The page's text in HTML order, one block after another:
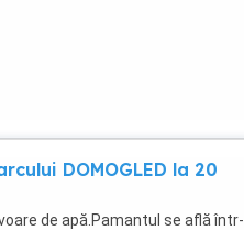
DOMOGLED la 20
de apă.Pamantul se află într-